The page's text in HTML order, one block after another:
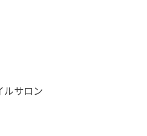
ルサロン